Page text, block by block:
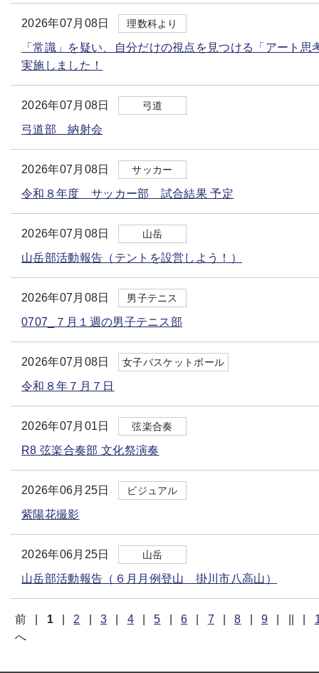
2026年07月08日 理数科より
「常識」を疑い、自分だけの視点を見つける「アート思
実施しました！
2026年07月08日 弓道
弓道部 納射会
2026年07月08日 サッカー
令和８年度 サッカー部 試合結果 予定
2026年07月08日 山岳
山岳部活動報告（テントを設営しよう！）
2026年07月08日 男子テニス
0707_７月１週の男子テニス部
2026年07月08日 女子バスケットボール
令和８年７月７日
2026年07月01日 弦楽合奏
R8 弦楽合奏部 文化祭演奏
2026年06月25日 ビジュアル
紫陽花撮影
2026年06月25日 山岳
山岳部活動報告（６月月例登山 掛川市八高山）
前
へ
1 2 3 4 5 6 7 8 9